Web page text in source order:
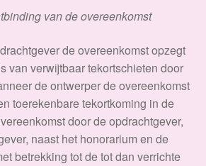
van de overeenkomst
de overeenkomst opzegt
van verwijtbaar tekortschieten door
de ontwerper de overeenkomst
toerekenbare tekortkoming in de
door de opdrachtgever,
naast het honorarium en de
betrekking tot de tot dan verrichte